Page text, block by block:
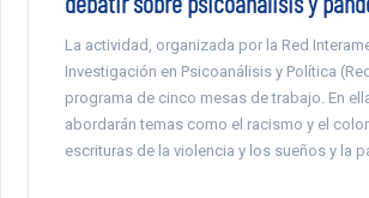
La actividad, organizada por la Red
Investigación en Psicoanálisis y Política
programa de cinco mesas de trabajo. En
abordarán temas como el racismo y el
escrituras de la violencia y los sueños y la